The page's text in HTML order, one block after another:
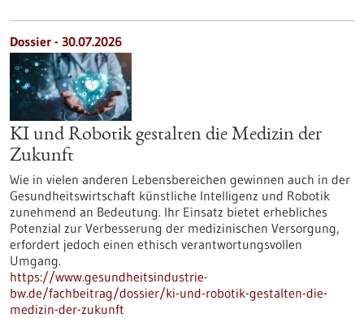
Dossier - 30.07.2026
KI und Robotik gestalten die Medizin der
Zukunft
Wie in vielen anderen Lebensbereichen gewinnen auch in der
Gesundheitswirtschaft künstliche Intelligenz und Robotik
zunehmend an Bedeutung. Ihr Einsatz bietet erhebliches
Potenzial zur Verbesserung der medizinischen Versorgung,
erfordert jedoch einen ethisch verantwortungsvollen
Umgang.
https://www.gesundheitsindustrie-
bw.de/fachbeitrag/dossier/ki-und-robotik-gestalten-die-
medizin-der-zukunft